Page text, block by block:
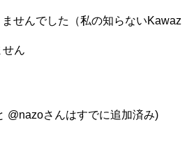
せんでした（私の知らないKawaz
ん
@nazoさんはすでに追加済み)